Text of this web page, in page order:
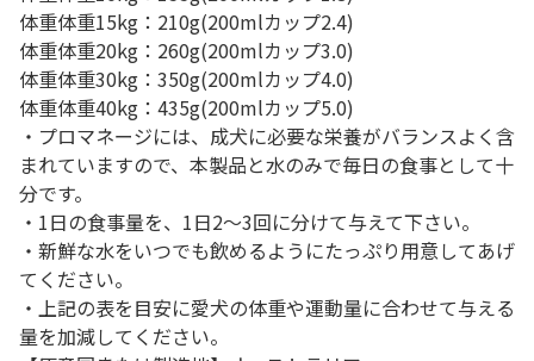
体重体重15kg：210g(200mlカップ2.4)
体重体重20kg：260g(200mlカップ3.0)
体重体重30kg：350g(200mlカップ4.0)
体重体重40kg：435g(200mlカップ5.0)
・プロマネージには、成犬に必要な栄養がバランスよく含
まれていますので、本製品と水のみで毎日の食事として十
分です。
・1日の食事量を、1日2～3回に分けて与えて下さい。
・新鮮な水をいつでも飲めるようにたっぷり用意してあげ
てください。
・上記の表を目安に愛犬の体重や運動量に合わせて与える
量を加減してください。